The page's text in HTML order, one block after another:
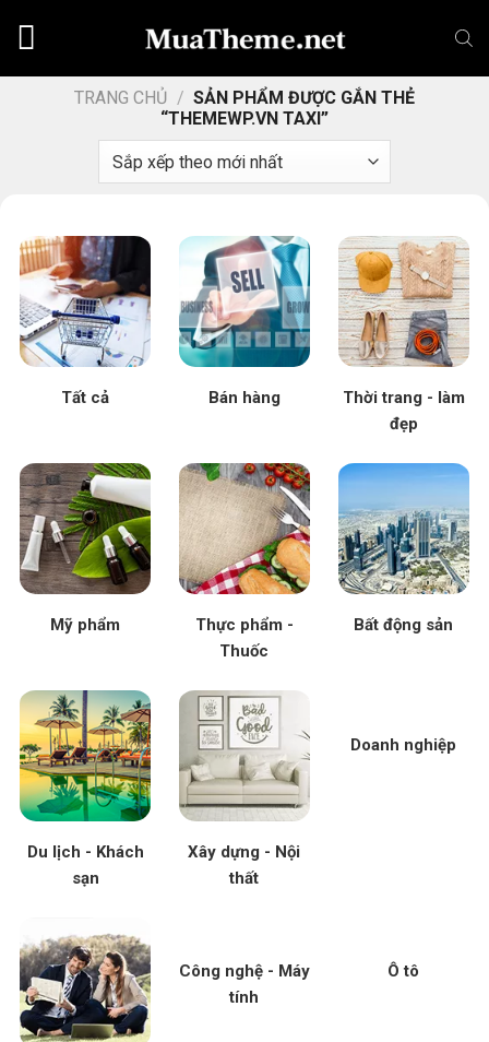
TRANG CHỦ / SẢN PHẨM ĐƯỢC GẮN THẺ
“THEMEWP.VN TAXI”
Tất cả Bán hàng
Thời trang - làm
đẹp
Mỹ phẩm
Thực phẩm -
Thuốc
Bất động sản
Du lịch - Khách
sạn
Xây dựng - Nội
thất
Doanh nghiệp
Công nghệ - Máy
tính
Ô tô